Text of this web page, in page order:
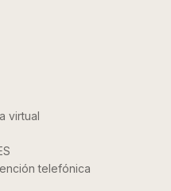
virtual
telefónica